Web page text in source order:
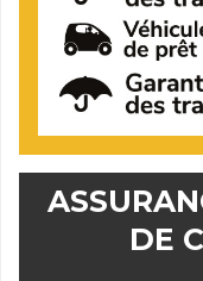
DE